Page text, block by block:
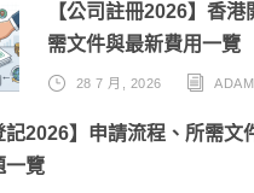
【公司註冊2026】香
需文件與最新費用一覽
28 7 月, 2026
記2026】申請流程、所需文
一覽